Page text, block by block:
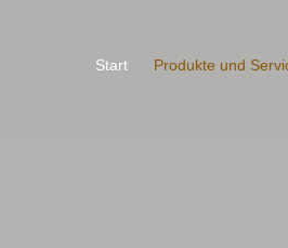
Start Produkte und